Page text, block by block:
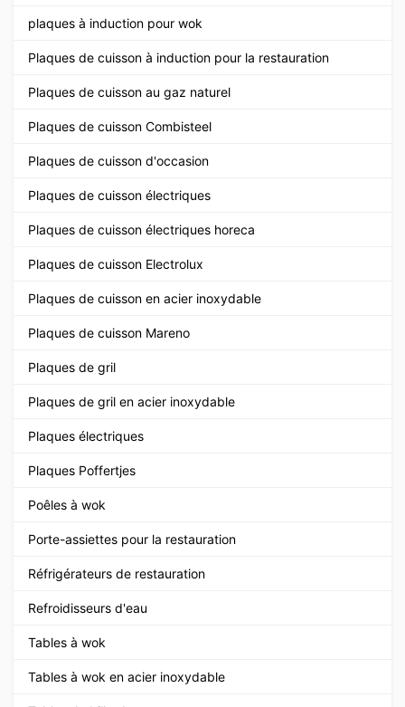
plaques à induction pour wok
Plaques de cuisson à induction pour la restauration
Plaques de cuisson au gaz naturel
Plaques de cuisson Combisteel
Plaques de cuisson d'occasion
Plaques de cuisson électriques
Plaques de cuisson électriques horeca
Plaques de cuisson Electrolux
Plaques de cuisson en acier inoxydable
Plaques de cuisson Mareno
Plaques de gril
Plaques de gril en acier inoxydable
Plaques électriques
Plaques Poffertjes
Poêles à wok
Porte-assiettes pour la restauration
Réfrigérateurs de restauration
Refroidisseurs d'eau
Tables à wok
Tables à wok en acier inoxydable